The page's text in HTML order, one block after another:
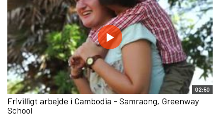
02:50
Frivilligt arbejde i Cambodia - Samraong, Greenway
School